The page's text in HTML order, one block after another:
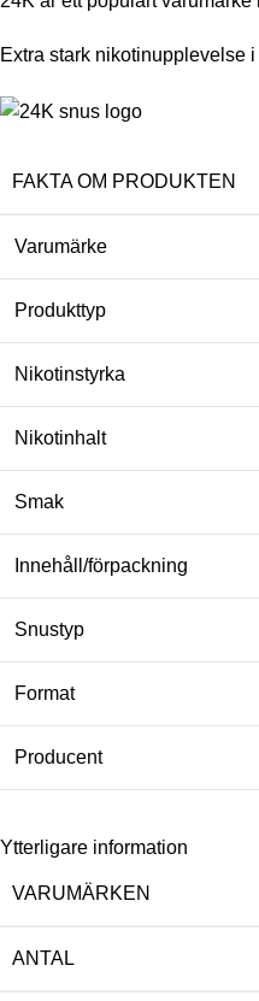
Extra stark nikotinupplevelse
FAKTA OM PRODUKTEN
Varumärke
Produkttyp
Nikotinstyrka
Nikotinhalt
Smak
Innehåll/förpackning
Snustyp
Format
Producent
Ytterligare information
VARUMÄRKEN
ANTAL